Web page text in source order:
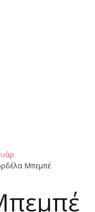
Μπεμπέ